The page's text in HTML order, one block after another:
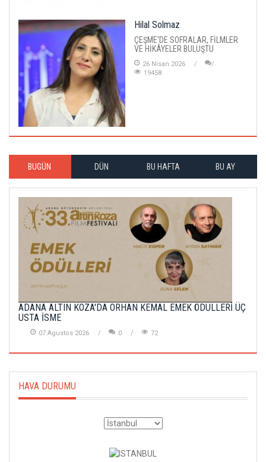
Hilal Solmaz
ÇEŞME'DE SOFRALAR, FİLMLER
VE HİKÂYELER BULUŞTU
26 Nisan 2026
19458
BUGÜN DÜN BU HAFTA BU AY
ADANA ALTIN KOZA'DA ORHAN KEMAL EMEK ÖDÜLLERİ ÜÇ
USTA İSME
07 Agustos 2026 0 72
HAVA DURUMU